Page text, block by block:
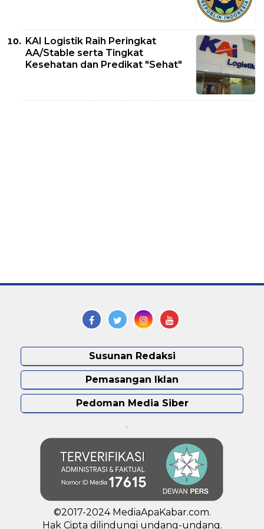
KAI Logistik Raih Peringkat
AA/Stable serta Tingkat
Kesehatan dan Predikat "Sehat"
Susunan Redaksi
Pemasangan Iklan
Pedoman Media Siber
©2017-2024 MediaApaKabar.com.
Hak Cipta dilindungi undang-undang.